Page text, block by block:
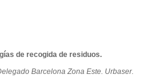
de recogida de residuos.
Barcelona Zona Este. Urbaser.